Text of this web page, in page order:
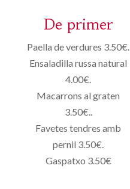
De primer
Paella de verdures 3.50€.
Ensaladilla russa natural
4.00€.
Macarrons al graten
3.50€..
Favetes tendres amb
pernil 3.50€.
Gaspatxo 3.50€